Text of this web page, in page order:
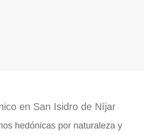
en San Isidro de Níjar
hedónicas por naturaleza y